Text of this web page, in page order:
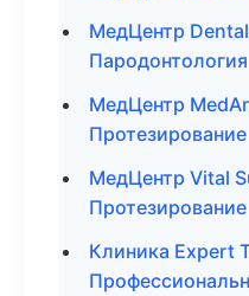
МедЦентр
Пародонтология
МедЦентр
Протезирование
МедЦентр Vital
Протезирование
Клиника Expert